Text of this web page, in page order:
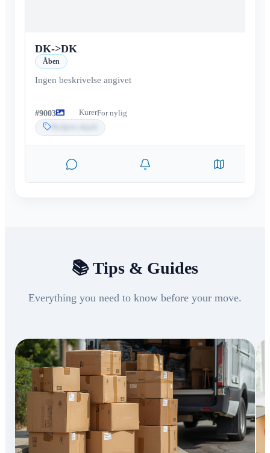
DK->DK
Åben
Ingen beskrivelse angivet
#9003 KurerFor nylig
📚 Tips & Guides
Everything you need to know before your move.